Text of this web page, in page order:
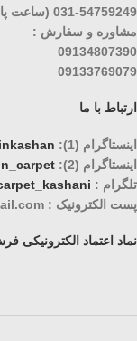
031-54759249 (ساعت پاسخگویی 9-15)
مشاوره و سفارش :
09134807390
09133769079
ارتباط با ما
اینستاگرام (1):
اینستاگرام (2):
تلگرام :
پست الکترونیک : carpet.avinkashan1@gmail.com
نماد اعتماد الکترونیکی